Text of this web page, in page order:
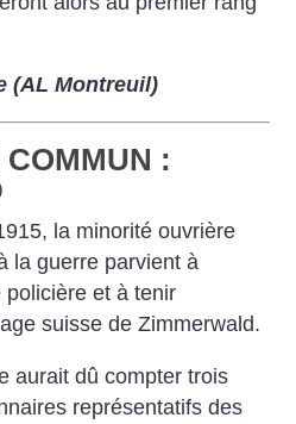
(AL Montreuil)
:
la minorité ouvrière
la guerre parvient à
et à tenir
suisse de Zimmerwald.
aurait dû compter trois
représentatifs des